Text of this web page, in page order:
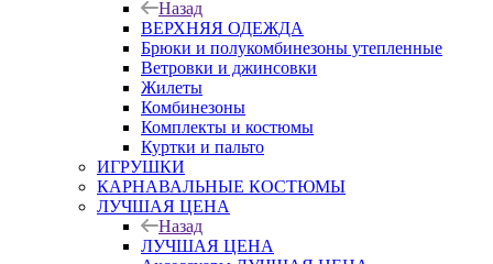
Назад
ВЕРХНЯЯ ОДЕЖДА
Брюки и полукомбинезоны утепленные
Ветровки и джинсовки
Жилеты
Комбинезоны
Комплекты и костюмы
Куртки и пальто
ИГРУШКИ
КАРНАВАЛЬНЫЕ КОСТЮМЫ
ЛУЧШАЯ ЦЕНА
Назад
ЛУЧШАЯ ЦЕНА